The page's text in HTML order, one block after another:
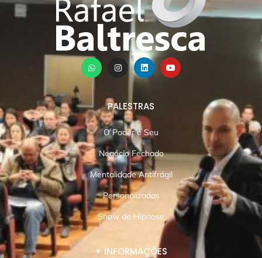
PALESTRAS
O Poder é Seu
Negócio Fechado
Mentalidade Antifrágil
Personalizadas
Show de Hipnose
+ INFORMAÇÕES